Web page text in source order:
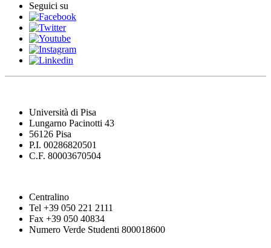
Seguici su
Università di Pisa
Lungarno Pacinotti 43
56126 Pisa
P.I. 00286820501
C.F. 80003670504
Centralino
Tel +39 050 221 2111
Fax +39 050 40834
Numero Verde Studenti 800018600